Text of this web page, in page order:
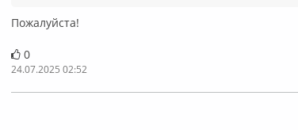
Peggy Lee – Peggy Lee – Peggy Lee –
Пожалуйста!
0
24.07.2025 02:52